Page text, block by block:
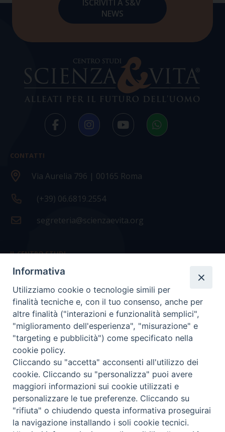
CONTATTI
Via Aurelia 796 | 00165 Roma
(+39) 06.6819.2554
segreteria@scienzaevita.org
IL CENTRO STUDI
La nostra storia
Statuto
Presidenza e ufficio presidenza
Consiglio scientifico
Coordinamento nazionale
COPYRIGHT Scienza & Vita - C.F96600690588- Tutti i
diritti -Privacy- Credits
Informativa
Utilizziamo cookie o tecnologie simili per
finalità tecniche e, con il tuo consenso, anche per
altre finalità ("interazioni e funzionalità semplici",
"miglioramento dell'esperienza", "misurazione" e
"targeting e pubblicità") come specificato nella
cookie policy.
Cliccando su "accetta" acconsenti all'utilizzo dei
cookie. Cliccando su "personalizza" puoi avere
maggiori informazioni sui cookie utilizzati e
personalizzare le tue preferenze. Cliccando su
"rifiuta" o chiudendo questa informativa proseguirai
la navigazione installando i soli cookie tecnici.